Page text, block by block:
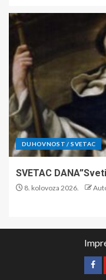
DUHOVNOST / SVETAC
SVETAC
8. kolovoza 2026.